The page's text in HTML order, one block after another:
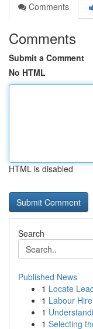
Comments
Comments
Submit a Comment
No HTML
HTML is disabled
Search
Published News
1 Locate
1 Labour
1
1 Selecting